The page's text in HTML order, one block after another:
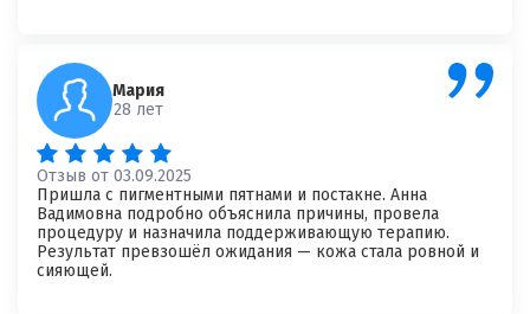
Мария
28 лет
Отзыв от 03.09.2025
Пришла с пигментными пятнами и постакне. Анна
Вадимовна подробно объяснила причины, провела
процедуру и назначила поддерживающую терапию.
Результат превзошёл ожидания — кожа стала ровной и
сияющей.